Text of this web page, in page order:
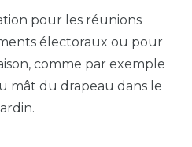
pour les réunions
électoraux ou pour
comme par exemple
mât du drapeau dans le